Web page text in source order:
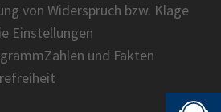
Bayern
von Widerspruch bzw. Klage
Einstellungen
Zahlen und Fakten